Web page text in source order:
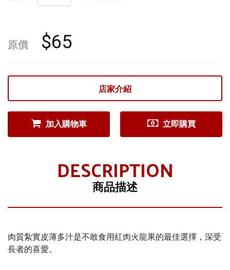
原價 $65
店家介紹
加入購物車 立即購買
DESCRIPTION
商品描述
肉質紮實皮薄多汁是不敢食用紅肉火龍果的最佳選擇，深受
長者的喜愛。